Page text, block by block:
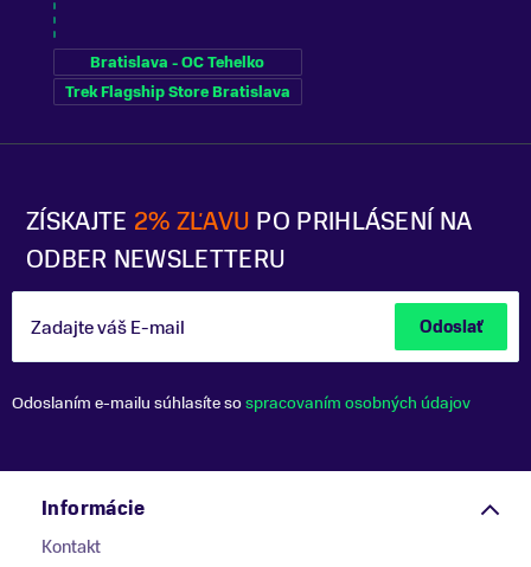
ZÍSKAJTE 2% ZĽAVU PO PRIHLÁSENÍ NA
ODBER NEWSLETTERU
Zadajte váš E-mail Odoslať
Odoslaním e-mailu súhlasíte sospracovaním osobných údajov
Bratislava - OC Tehelko
Trek Flagship Store Bratislava
Informácie
Kontakt